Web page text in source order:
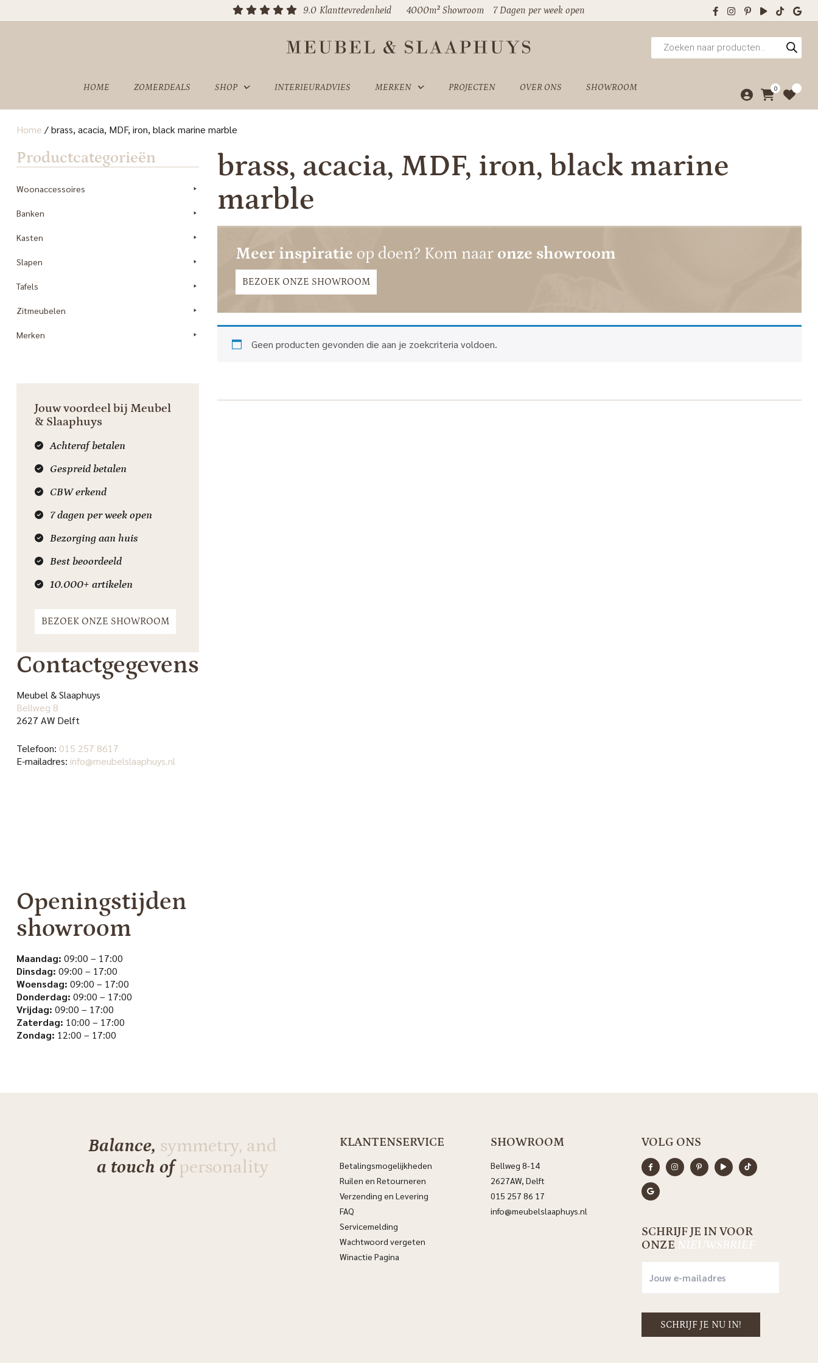
9.0 Klanttevredenheid 4000m² Showroom 7 Dagen per week open
Producten
zoeken
HOME ZOMERDEALS SHOP INTERIEURADVIES MERKEN PROJECTEN OVER ONS SHOWROOM 0
SHOWROOM
Home /brass, acacia, MDF, iron, black marine marble
Productcategorieën
Woonaccessoires
Banken
Kasten
Slapen
Tafels
Zitmeubelen
Merken
Jouw voordeel bij Meubel
& Slaaphuys
Achteraf betalen
Gespreid betalen
CBW erkend
7 dagen per week open
Bezorging aan huis
Best beoordeeld
10.000+ artikelen
BEZOEK ONZE SHOWROOM
Contactgegevens
Meubel & Slaaphuys
Bellweg 8
2627 AW Delft
Telefoon: 015 257 8617
E-mailadres: info@meubelslaaphuys.nl
Openingstijden
showroom
Maandag: 09:00 – 17:00
Dinsdag: 09:00 – 17:00
Woensdag: 09:00 – 17:00
Donderdag: 09:00 – 17:00
Vrijdag: 09:00 – 17:00
Zaterdag: 10:00 – 17:00
Zondag: 12:00 – 17:00
brass, acacia, MDF, iron, black marine
marble
Meer inspiratie op doen? Kom naar onze showroom
BEZOEK ONZE SHOWROOM
Geen producten gevonden die aan je zoekcriteria voldoen.
Balance, symmetry, and
a touch ofpersonality
KLANTENSERVICE
Betalingsmogelijkheden
Ruilen en Retourneren
Verzending en Levering
FAQ
Servicemelding
Wachtwoord vergeten
Winactie Pagina
SHOWROOM
Bellweg 8-14
2627AW, Delft
015 257 86 17
info@meubelslaaphuys.nl
VOLG ONS
SCHRIJF JE IN VOOR
ONZE NIEUWSBRIEF